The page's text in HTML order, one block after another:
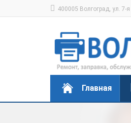
400005 Волгоград, ул. 7-
Главная